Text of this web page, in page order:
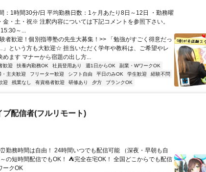
：1時間30分/日 平均勤務日数：1ヶ月あたり8日～12日 ・勤務曜
金・土・祝※ 注釈内容については下記コメントを参照下さい。
15:30～...
者歓迎！個別指導塾の先生大募集！>> 「勉強がすごく得意だっ
という方も大歓迎☆ 担当いただく学年や教科は、ご希望やレ
めます マナーから宿題の出し方...
歓迎 扶養内勤務OK 社員登用あり 週1日からOK
副業・WワークOK
・主夫歓迎 フリーター歓迎 シフト自由 平日のみOK 学生歓迎
経験不問
迎 残業なし 有資格者歓迎 研修あり 夕方 ブランクOK
ブ配信者(フルリモート)
勤務時間は自由！ 24時間いつでも配信可能 （深夜・早朝も自
の短時間配信でもOK！ ⛺完全在宅OK！ 全国どこからでも配信
ークOK